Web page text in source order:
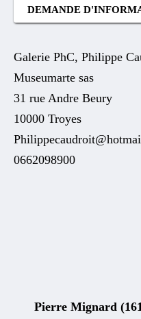
DEMANDE
Galerie PhC, Philippe
Museumarte sas
31 rue Andre Beury
10000 Troyes
0662098900
Pierre Mignard